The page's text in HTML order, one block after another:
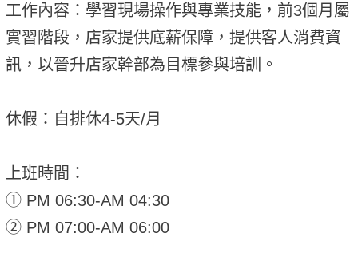
工作內容：學習現場操作與專業技能，前3個月屬
實習階段，店家提供底薪保障，提供客人消費資
訊，以晉升店家幹部為目標參與培訓。
休假：自排休4-5天/月
上班時間：
① PM 06:30-AM 04:30
② PM 07:00-AM 06:00